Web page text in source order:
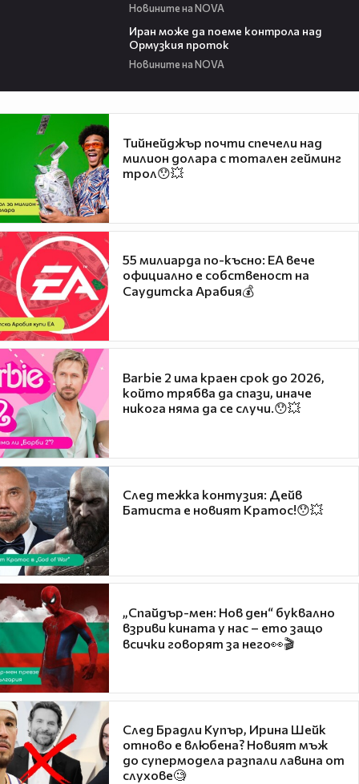
Новините на NOVA
Иран може да поеме контрола над
Ормузкия проток
Новините на NOVA
Тийнейджър почти спечели над
милион долара с тотален гейминг
трол😯💥
55 милиарда по-късно: EA вече
официално е собственост на
Саудитска Арабия💰
Barbie 2 има краен срок до 2026,
който трябва да спази, иначе
никога няма да се случи.😯💥
След тежка контузия: Дейв
Батиста е новият Кратос!😯💥
„Спайдър-мен: Нов ден“ буквално
взриви кината у нас – ето защо
всички говорят за него👀🎬
След Брадли Купър, Ирина Шейк
отново е влюбена? Новият мъж
до супермодела разпали лавина от
слухове🧐